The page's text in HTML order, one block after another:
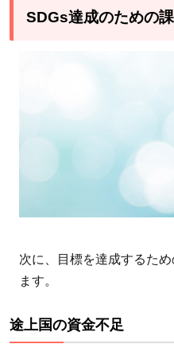
SDGs達成のための
次に、目標を達成するた
ます。
途上国の資金不足